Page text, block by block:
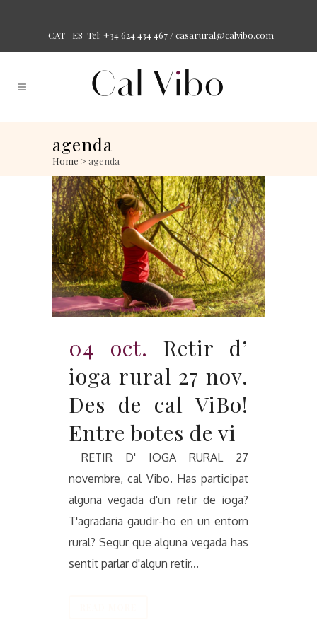
CAT ES Tel: +34 624 434 467 / casarural@calvibo.com
agenda
Home >agenda
04 oct.
Retir d’
ioga rural 27 nov.
Des de cal ViBo!
Entre botes de vi
RETIR D' IOGA RURAL 27
novembre, cal Vibo. Has participat
alguna vegada d'un retir de ioga?
T'agradaria gaudir-ho en un entorn
rural? Segur que alguna vegada has
sentit parlar d'algun retir...